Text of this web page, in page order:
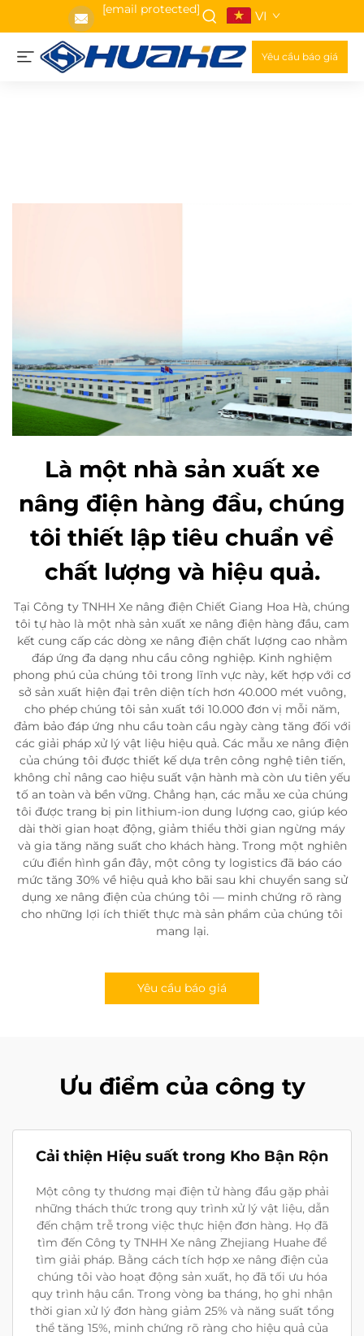
[email protected] VI
Yêu cầu báo giá
Là một nhà sản xuất xe
nâng điện hàng đầu, chúng
tôi thiết lập tiêu chuẩn về
chất lượng và hiệu quả.
Tại Công ty TNHH Xe nâng điện Chiết Giang Hoa Hà, chúng
tôi tự hào là một nhà sản xuất xe nâng điện hàng đầu, cam
kết cung cấp các dòng xe nâng điện chất lượng cao nhằm
đáp ứng đa dạng nhu cầu công nghiệp. Kinh nghiệm
phong phú của chúng tôi trong lĩnh vực này, kết hợp với cơ
sở sản xuất hiện đại trên diện tích hơn 40.000 mét vuông,
cho phép chúng tôi sản xuất tới 10.000 đơn vị mỗi năm,
đảm bảo đáp ứng nhu cầu toàn cầu ngày càng tăng đối với
các giải pháp xử lý vật liệu hiệu quả. Các mẫu xe nâng điện
của chúng tôi được thiết kế dựa trên công nghệ tiên tiến,
không chỉ nâng cao hiệu suất vận hành mà còn ưu tiên yếu
tố an toàn và bền vững. Chẳng hạn, các mẫu xe của chúng
tôi được trang bị pin lithium-ion dung lượng cao, giúp kéo
dài thời gian hoạt động, giảm thiểu thời gian ngừng máy
và gia tăng năng suất cho khách hàng. Trong một nghiên
cứu điển hình gần đây, một công ty logistics đã báo cáo
mức tăng 30% về hiệu quả kho bãi sau khi chuyển sang sử
dụng xe nâng điện của chúng tôi — minh chứng rõ ràng
cho những lợi ích thiết thực mà sản phẩm của chúng tôi
mang lại.
Yêu cầu báo giá
Ưu điểm của công ty
Cải thiện Hiệu suất trong Kho Bận Rộn
Một công ty thương mại điện tử hàng đầu gặp phải
những thách thức trong quy trình xử lý vật liệu, dẫn
đến chậm trễ trong việc thực hiện đơn hàng. Họ đã
tìm đến Công ty TNHH Xe nâng Zhejiang Huahe để
tìm giải pháp. Bằng cách tích hợp xe nâng điện của
chúng tôi vào hoạt động sản xuất, họ đã tối ưu hóa
quy trình hậu cần. Trong vòng ba tháng, họ ghi nhận
thời gian xử lý đơn hàng giảm 25% và năng suất tổng
thể tăng 15%, minh chứng rõ ràng cho hiệu quả của